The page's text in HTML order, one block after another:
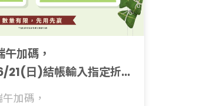
加碼，
日)結帳輸入指定折扣
加碼，